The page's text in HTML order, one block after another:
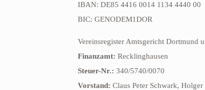
IBAN: DE85 4416 0014 1134 4440 00
BIC: GENODEM1DOR
Vereinsregister Amtsgericht Dortmund
Finanzamt: Recklinghausen
Steuer-Nr.: 340/5740/0070
Vorstand: Claus Peter Schwark,